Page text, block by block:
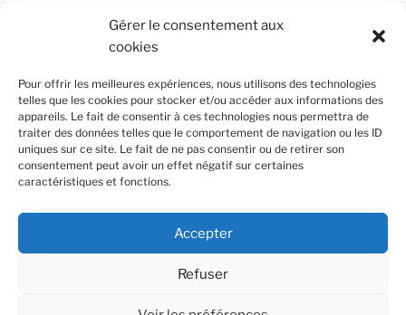
Gérer le consentement aux
cookies
Pour offrir les meilleures expériences, nous utilisons des technologies
telles que les cookies pour stocker et/ou accéder aux informations des
appareils. Le fait de consentir à ces technologies nous permettra de
traiter des données telles que le comportement de navigation ou les ID
uniques sur ce site. Le fait de ne pas consentir ou de retirer son
consentement peut avoir un effet négatif sur certaines
caractéristiques et fonctions.
Accepter
Refuser
PERSONNALITÉS PUBLIQUES, ENTREPRISES
OU INSTITUTIONS : L’OPEN THINK-TANK EST
OUVERT À TOUTES CELLES ET CEUX QUI
VEULENT RÉFLÉCHIR AUX BONS USAGES ET
AUX BONNES PRATIQUES DES IOT, DE LEURS
RÉSEAUX ET DE LEURS SERVICES.